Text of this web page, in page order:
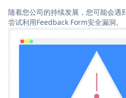
随着您公司的持续发展，您可能会遇
尝试利用Feedback Form安全漏洞。